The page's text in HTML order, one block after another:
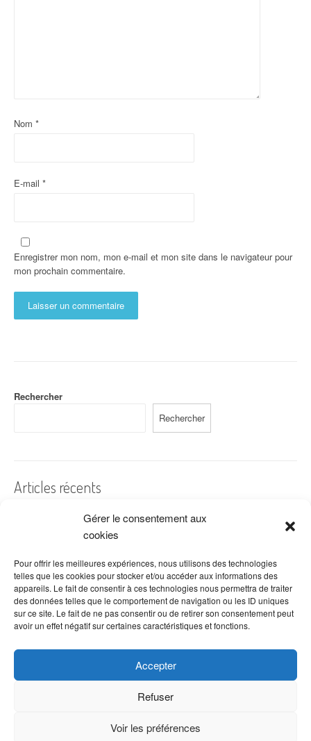
Gérer le consentement aux
cookies
Pour offrir les meilleures expériences, nous utilisons des technologies
telles que les cookies pour stocker et/ou accéder aux informations des
appareils. Le fait de consentir à ces technologies nous permettra de traiter
des données telles que le comportement de navigation ou les ID uniques
sur ce site. Le fait de ne pas consentir ou de retirer son consentement peut
avoir un effet négatif sur certaines caractéristiques et fonctions.
Accepter
Refuser
Voir les préférences
Nom *
E-mail *
Enregistrer mon nom, mon e-mail et mon site dans le navigateur pour
mon prochain commentaire.
Rechercher
Rechercher
Articles récents
A quelles dates de l’année offre-t-on des fleurs ?
Les fleurs préférées des Français
Combien de fois arroser un cactus ?
Quelles fleurs offrir pour la fête des mères ?
Idées de décoration avec fleurs séchées